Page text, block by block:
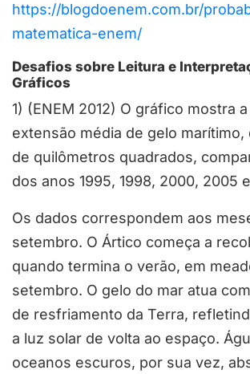
https://blogdoenem.com.br/
matematica-enem/
Desafios sobre Leitura e
Gráficos
1) (ENEM 2012) O gráfico mostra
extensão média de gelo marítimo,
de quilômetros quadrados,
dos anos 1995, 1998, 2000, 2005
Os dados correspondem aos
setembro. O Ártico começa a
quando termina o verão, em
setembro. O gelo do mar atua
de resfriamento da Terra,
a luz solar de volta ao espaço.
oceanos escuros, por sua vez,